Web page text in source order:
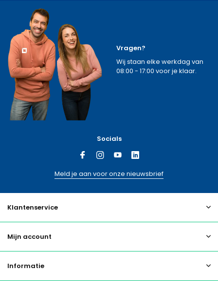
Vragen?
Wij staan elke werkdag van
08:00 - 17:00 voor je klaar.
Socials
Meld je aan voor onze nieuwsbrief
Klantenservice
Mijn account
Informatie